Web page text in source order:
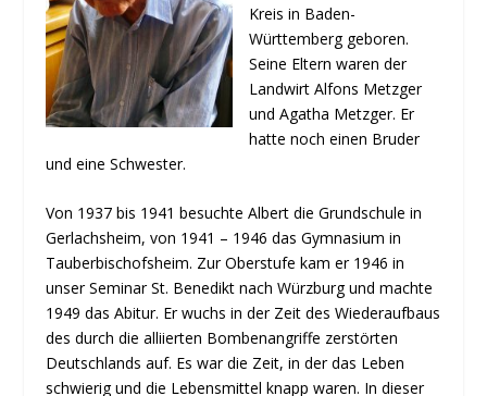
Kreis in Baden-
Württemberg geboren.
Seine Eltern waren der
Landwirt Alfons Metzger
und Agatha Metzger. Er
hatte noch einen Bruder
und eine Schwester.
Von 1937 bis 1941 besuchte Albert die Grundschule in
Gerlachsheim, von 1941 – 1946 das Gymnasium in
Tauberbischofsheim. Zur Oberstufe kam er 1946 in
unser Seminar St. Benedikt nach Würzburg und machte
1949 das Abitur. Er wuchs in der Zeit des Wiederaufbaus
des durch die alliierten Bombenangriffe zerstörten
Deutschlands auf. Es war die Zeit, in der das Leben
schwierig und die Lebensmittel knapp waren. In dieser